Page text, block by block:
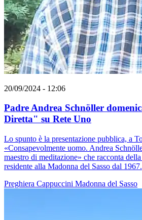
20/09/2024 - 12:06
Padre Andrea Schnöller
Diretta" su Rete Uno
Lo spunto è la presentazione pubblica, a
«Consapevolmente uomo. Andrea
maestro di meditazione» che racconta
residente alla Madonna del Sasso dal 1967.
Preghiera Cappuccini Madonna del Sasso